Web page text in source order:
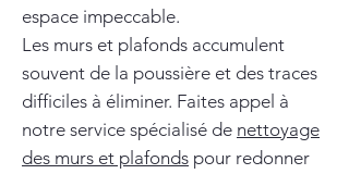
espace impeccable.
Les murs et plafonds accumulent
souvent de la poussière et des traces
difficiles à éliminer. Faites appel à
notre service spécialisé de nettoyage
des murs et plafonds pour redonner